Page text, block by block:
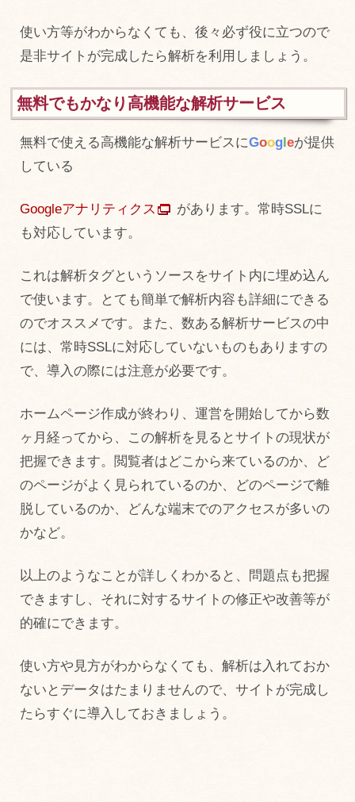
使い方等がわからなくても、後々必ず役に立つので
是非サイトが完成したら解析を利用しましょう。
無料でもかなり高機能な解析サービス
無料で使える高機能な解析サービスにGoogleが提供
している
Googleアナリティクス
があります。常時SSLに
も対応しています。
これは解析タグというソースをサイト内に埋め込ん
で使います。とても簡単で解析内容も詳細にできる
のでオススメです。また、数ある解析サービスの中
には、常時SSLに対応していないものもありますの
で、導入の際には注意が必要です。
ホームページ作成が終わり、運営を開始してから数
ヶ月経ってから、この解析を見るとサイトの現状が
把握できます。閲覧者はどこから来ているのか、ど
のページがよく見られているのか、どのページで離
脱しているのか、どんな端末でのアクセスが多いの
かなど。
以上のようなことが詳しくわかると、問題点も把握
できますし、それに対するサイトの修正や改善等が
的確にできます。
使い方や見方がわからなくても、解析は入れておか
ないとデータはたまりませんので、サイトが完成し
たらすぐに導入しておきましょう。